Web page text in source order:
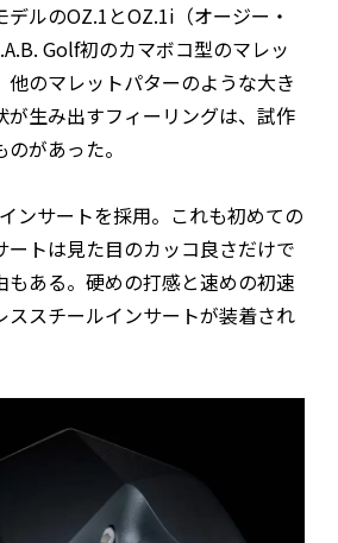
ルのOZ.1とOZ.1i（オージー・
Golf初のカマボコ型のマレッ
他のマレットパターのような大き
が生み出すフィーリングは、試作
があった。
ンサートを採用。これも初めての
ートは見た目のカッコ良さだけで
もある。硬めの打感と速めの初速
ススチールインサートが装着され